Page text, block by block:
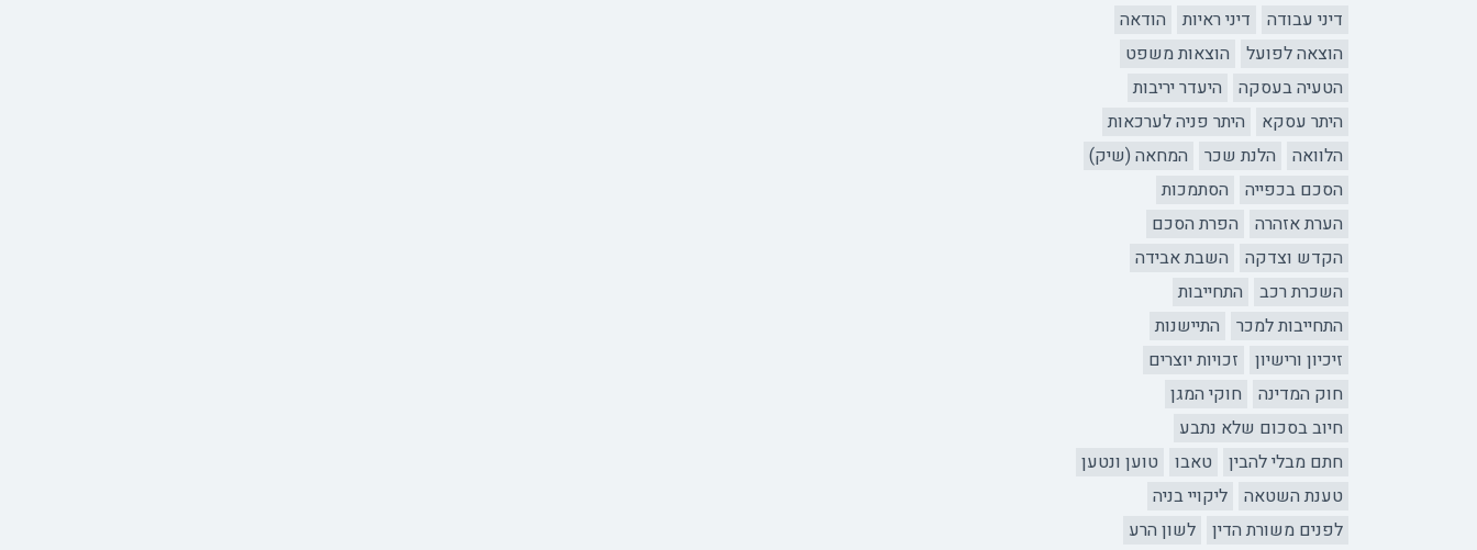
דיני עבודה
דיני ראיות
הודאה
הוצאה לפועל
הוצאות משפט
הטעיה בעסקה
היעדר יריבות
היתר עסקא
היתר פניה לערכאות
הלוואה
הלנת שכר
המחאה (שיק)
הסכם בכפייה
הסתמכות
הערת אזהרה
הפרת הסכם
הקדש וצדקה
השבת אבידה
השכרת רכב
התחייבות
התחייבות למכר
התיישנות
זיכיון ורישיון
זכויות יוצרים
חוק המדינה
חוקי המגן
חיוב בסכום שלא נתבע
חתם מבלי להבין
טאבו
טוען ונטען
טענת השטאה
ליקויי בניה
לפנים משורת הדין
לשון הרע